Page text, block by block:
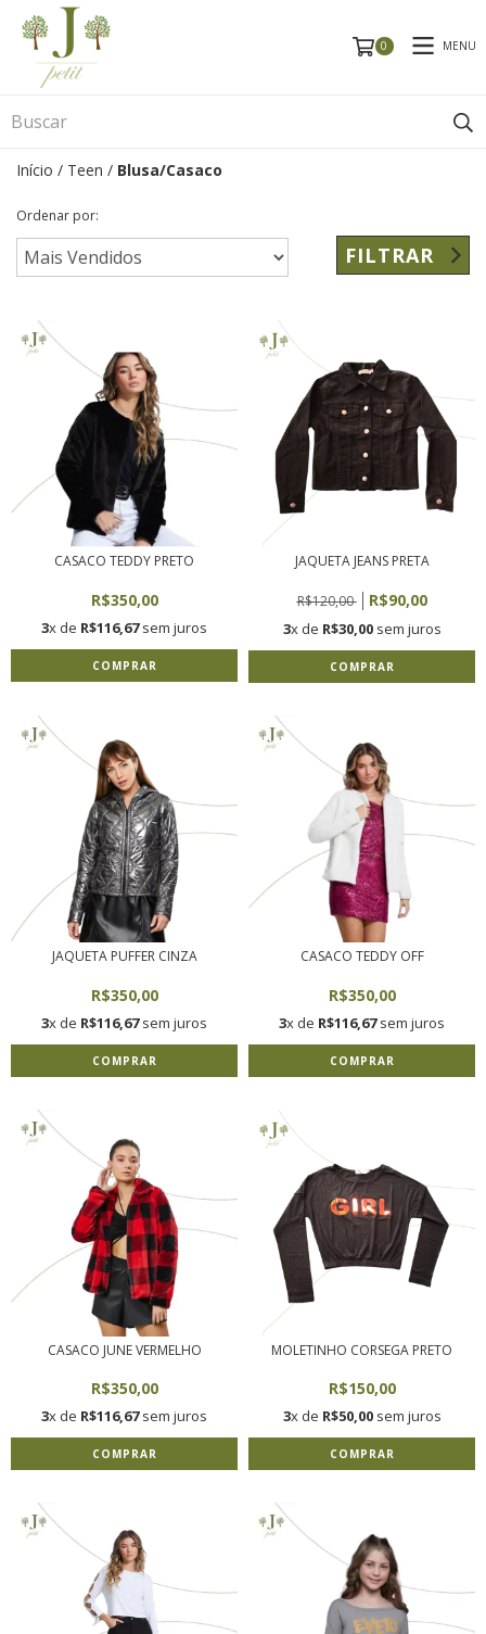
0 MENU
Início / Teen / Blusa/Casaco
Ordenar por:
FILTRAR
CASACO TEDDY PRETO
R$350,00
3x de R$116,67sem juros
COMPRAR
JAQUETA JEANS PRETA
R$120,00 R$90,00
3x de R$30,00sem juros
COMPRAR
JAQUETA PUFFER CINZA
R$350,00
3x de R$116,67sem juros
COMPRAR
CASACO TEDDY OFF
R$350,00
3x de R$116,67sem juros
COMPRAR
CASACO JUNE VERMELHO
R$350,00
3x de R$116,67sem juros
COMPRAR
MOLETINHO CORSEGA PRETO
R$150,00
3x de R$50,00sem juros
COMPRAR